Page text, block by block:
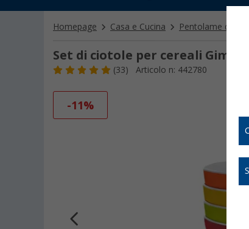
Homepage Casa e Cucina Pentolame da
Set di ciotole per cereali Gimex
(33) Articolo n: 442780
-11%